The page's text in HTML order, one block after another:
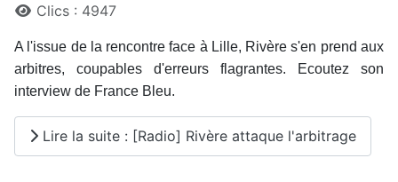
Clics : 4947
A l'issue de la rencontre face à Lille, Rivère s'en prend aux
arbitres, coupables d'erreurs flagrantes. Ecoutez son
interview de France Bleu.
Lire la suite : [Radio] Rivère attaque l'arbitrage